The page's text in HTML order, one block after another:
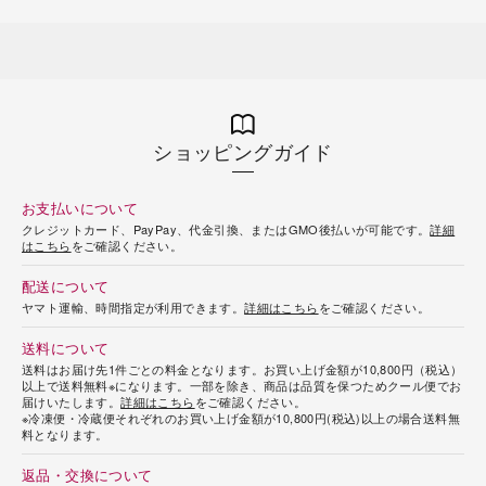
ショッピングガイド
お支払いについて
クレジットカード、PayPay、代金引換、またはGMO後払いが可能です。詳細
はこちらをご確認ください。
配送について
ヤマト運輸、時間指定が利用できます。詳細はこちらをご確認ください。
送料について
送料はお届け先1件ごとの料金となります。お買い上げ金額が10,800円（税込）
以上で送料無料※になります。一部を除き、商品は品質を保つためクール便でお
届けいたします。詳細はこちらをご確認ください。
※冷凍便・冷蔵便それぞれのお買い上げ金額が10,800円(税込)以上の場合送料無
料となります。
返品・交換について